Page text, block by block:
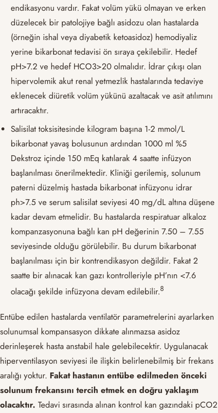
endikasyonu vardır. Fakat volüm yükü olmayan ve erken
düzelecek bir patolojiye bağlı asidozu olan hastalarda
(örneğin ishal veya diyabetik ketoasidoz) hemodiyaliz
yerine bikarbonat tedavisi ön sıraya çekilebilir. Hedef
pH>7.2 ve hedef HCO3>20 olmalıdır. İdrar çıkışı olan
hipervolemik akut renal yetmezlik hastalarında tedaviye
eklenecek diüretik volüm yükünü azaltacak ve asit atılımını
artıracaktır.
Salisilat toksisitesinde kilogram başına 1-2 mmol/L
bikarbonat yavaş bolusunun ardından 1000 ml %5
Dekstroz içinde 150 mEq katılarak 4 saatte infüzyon
başlanılması önerilmektedir. Kliniği gerilemiş, solunum
paterni düzelmiş hastada bikarbonat infüzyonu idrar
ph>7.5 ve serum salisilat seviyesi 40 mg/dL altına düşene
kadar devam etmelidir. Bu hastalarda respiratuar alkaloz
kompanzasyonuna bağlı kan pH değerinin 7.50 – 7.55
seviyesinde olduğu görülebilir. Bu durum bikarbonat
başlanılması için bir kontrendikasyon değildir. Fakat 2
saatte bir alınacak kan gazı kontrolleriyle pH’nın <7.6
olacağı şekilde infüzyona devam edilebilir.​8​
Entübe edilen hastalarda ventilatör parametrelerini ayarlarken
solunumsal kompansasyon dikkate alınmazsa asidoz
derinleşerek hasta anstabil hale gelebilecektir. Uygulanacak
hiperventilasyon seviyesi ile ilişkin belirlenebilmiş bir frekans
aralığı yoktur. Fakat hastanın entübe edilmeden önceki
solunum frekansını tercih etmek en doğru yaklaşım
olacaktır. Tedavi sırasında alınan kontrol kan gazındaki pCO2